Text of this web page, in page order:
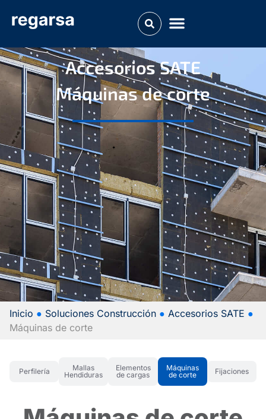
Accesorios SATE​
Máquinas de corte
Inicio ● Soluciones Construcción ● Accesorios SATE ●
Máquinas de corte
Perfilería
Mallas
Hendiduras
Elementos
de cargas
Máquinas
de corte
Fijaciones